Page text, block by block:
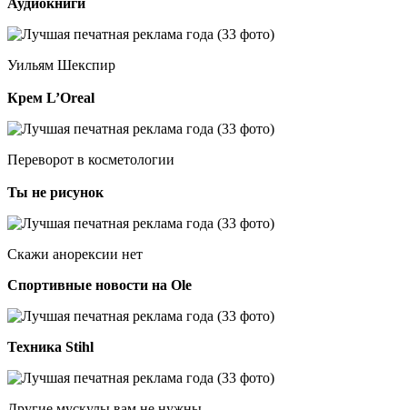
Уильям Шекспир
Крем L’Oreal
Переворот в косметологии
Ты не рисунок
Скажи анорексии нет
Спортивные новости на Ole
Техника Stihl